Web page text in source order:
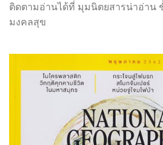
ติดตามอ่านได้ที่ มุมนิตยสารน่าอ่าน
มงคลสุข